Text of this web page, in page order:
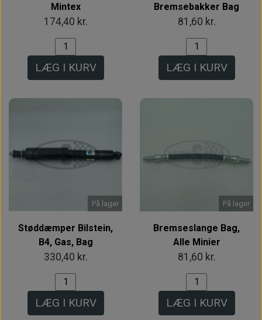
Mintex
174,40 kr.
LÆG I KURV
Bremsebakker Bag
81,60 kr.
LÆG I KURV
På lager
Støddæmper Bilstein,
B4, Gas, Bag
330,40 kr.
LÆG I KURV
På lager
Bremseslange Bag,
Alle Minier
81,60 kr.
LÆG I KURV